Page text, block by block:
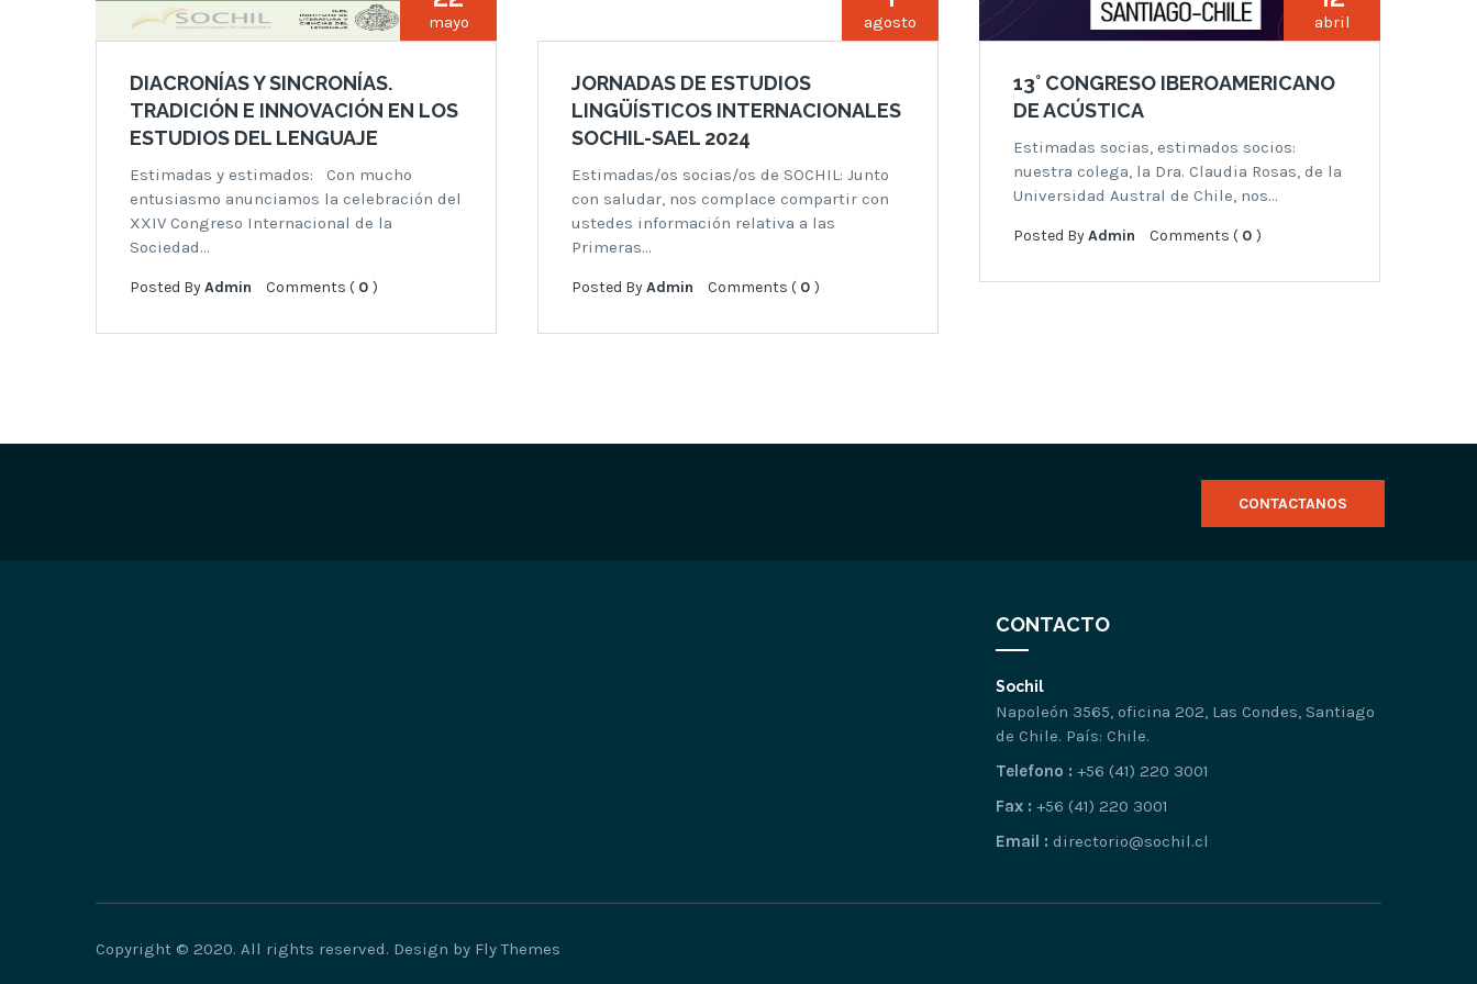
mayo
DIACRONÍAS Y SINCRONÍAS.
TRADICIÓN E INNOVACIÓN EN LOS
ESTUDIOS DEL LENGUAJE
Estimadas y estimados: Con mucho
entusiasmo anunciamos la celebración del
XXIV Congreso Internacional de la
Sociedad…
Posted ByAdmin Comments ( 0 )
agosto
JORNADAS DE ESTUDIOS
LINGÜÍSTICOS INTERNACIONALES
SOCHIL-SAEL 2024
Estimadas/os socias/os de SOCHIL: Junto
con saludar, nos complace compartir con
ustedes información relativa a las
Primeras…
Posted ByAdmin Comments ( 0)
abril
13° CONGRESO IBEROAMERICANO
DE ACÚSTICA
Estimadas socias, estimados socios:
nuestra colega, la Dra. Claudia Rosas, de la
Universidad Austral de Chile, nos…
Posted ByAdmin Comments ( 0)
CONTACTANOS
CONTACTO
Sochil
Napoleón 3565, oficina 202, Las Condes, Santiago
de Chile. País: Chile.
Telefono : +56 (41) 220 3001
Fax : +56 (41) 220 3001
Email : directorio@sochil.cl
Copyright © 2020. All rights reserved. Design by Fly Themes